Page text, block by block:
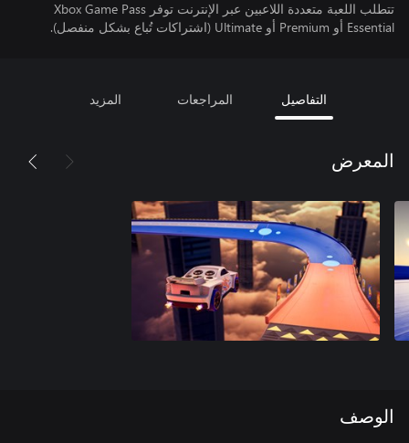
تتطلب اللعبة متعددة اللاعبين عبر الإنترنت توفر Xbox Game Pass
Essential أو Premium أو Ultimate (اشتراكات تُباع بشكل منفصل).
التفاصيل المراجعات المزيد
المعرض
الوصف